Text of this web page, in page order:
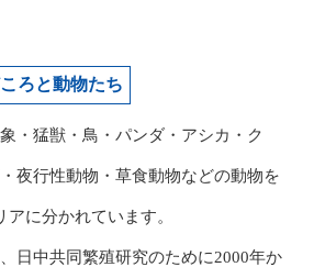
ろと動物たち
・猛獣・鳥・パンダ・アシカ・ク
夜行性動物・草食動物などの動物を
アに分かれています。
日中共同繁殖研究のために2000年か